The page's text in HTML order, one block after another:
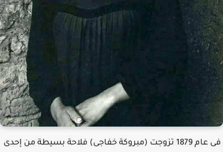
فى عام 1879 تزوجت (مبروكة خفاجى) فلاحة بسيطة من إحدى